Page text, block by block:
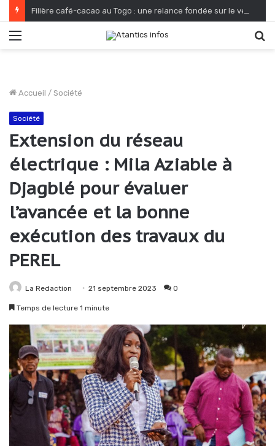
Filière café-cacao au Togo : une relance fondée sur le verdissement et la qualité
Accueil / Société
Société
Extension du réseau
électrique : Mila Aziable à
Djagblé pour évaluer
l’avancée et la bonne
exécution des travaux du
PEREL
La Redaction 21 septembre 2023 0
Temps de lecture 1 minute